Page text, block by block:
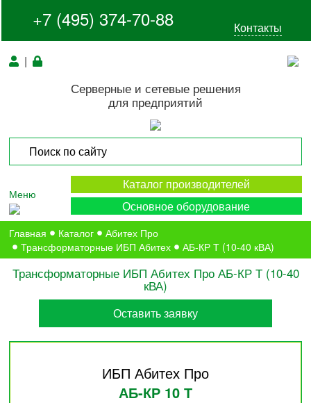
+7 (495) 374-70-88 Контакты
|
Серверные и сетевые решения
для предприятий
Меню
Каталог производителей
Основное оборудование
Главная Каталог
Абитех Про
Трансформаторные ИБП Абитех
АБ-КР Т (10-40 кВА)
Трансформаторные ИБП Абитех Про АБ-КР Т (10-40
кВА)
Оставить заявку
ИБП Абитех Про
АБ-КР 10 Т